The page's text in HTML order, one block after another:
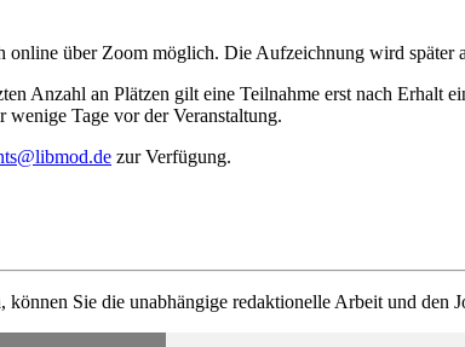
online über Zoom möglich. Die Auf­zeich­nung wird später
Anzahl an Plätzen gilt eine Teilnahme erst nach Erhalt
Tage vor der Veranstaltung.
zur Verfügung.
Sie die unabhängige redak­tio­nelle Arbeit und den